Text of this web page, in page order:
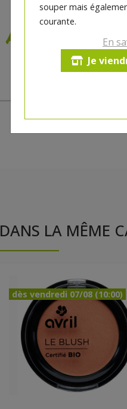
souper mais
courante.
En
Je
DANS LA MÊME
dès vendredi 07/08 (10:00)